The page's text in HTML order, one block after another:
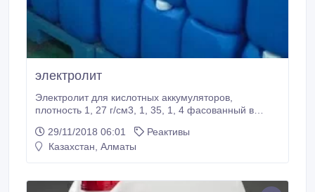
электролит
Электролит для кислотных аккумуляторов,
плотность 1, 27 г/см3, 1, 35, 1, 4 фасованный в
применению Электролит готов к употреблению без
всякой дополнительной подготовки. Слить
батарею.
29/11/2018 06:01
Реактивы
Казахстан, Алматы